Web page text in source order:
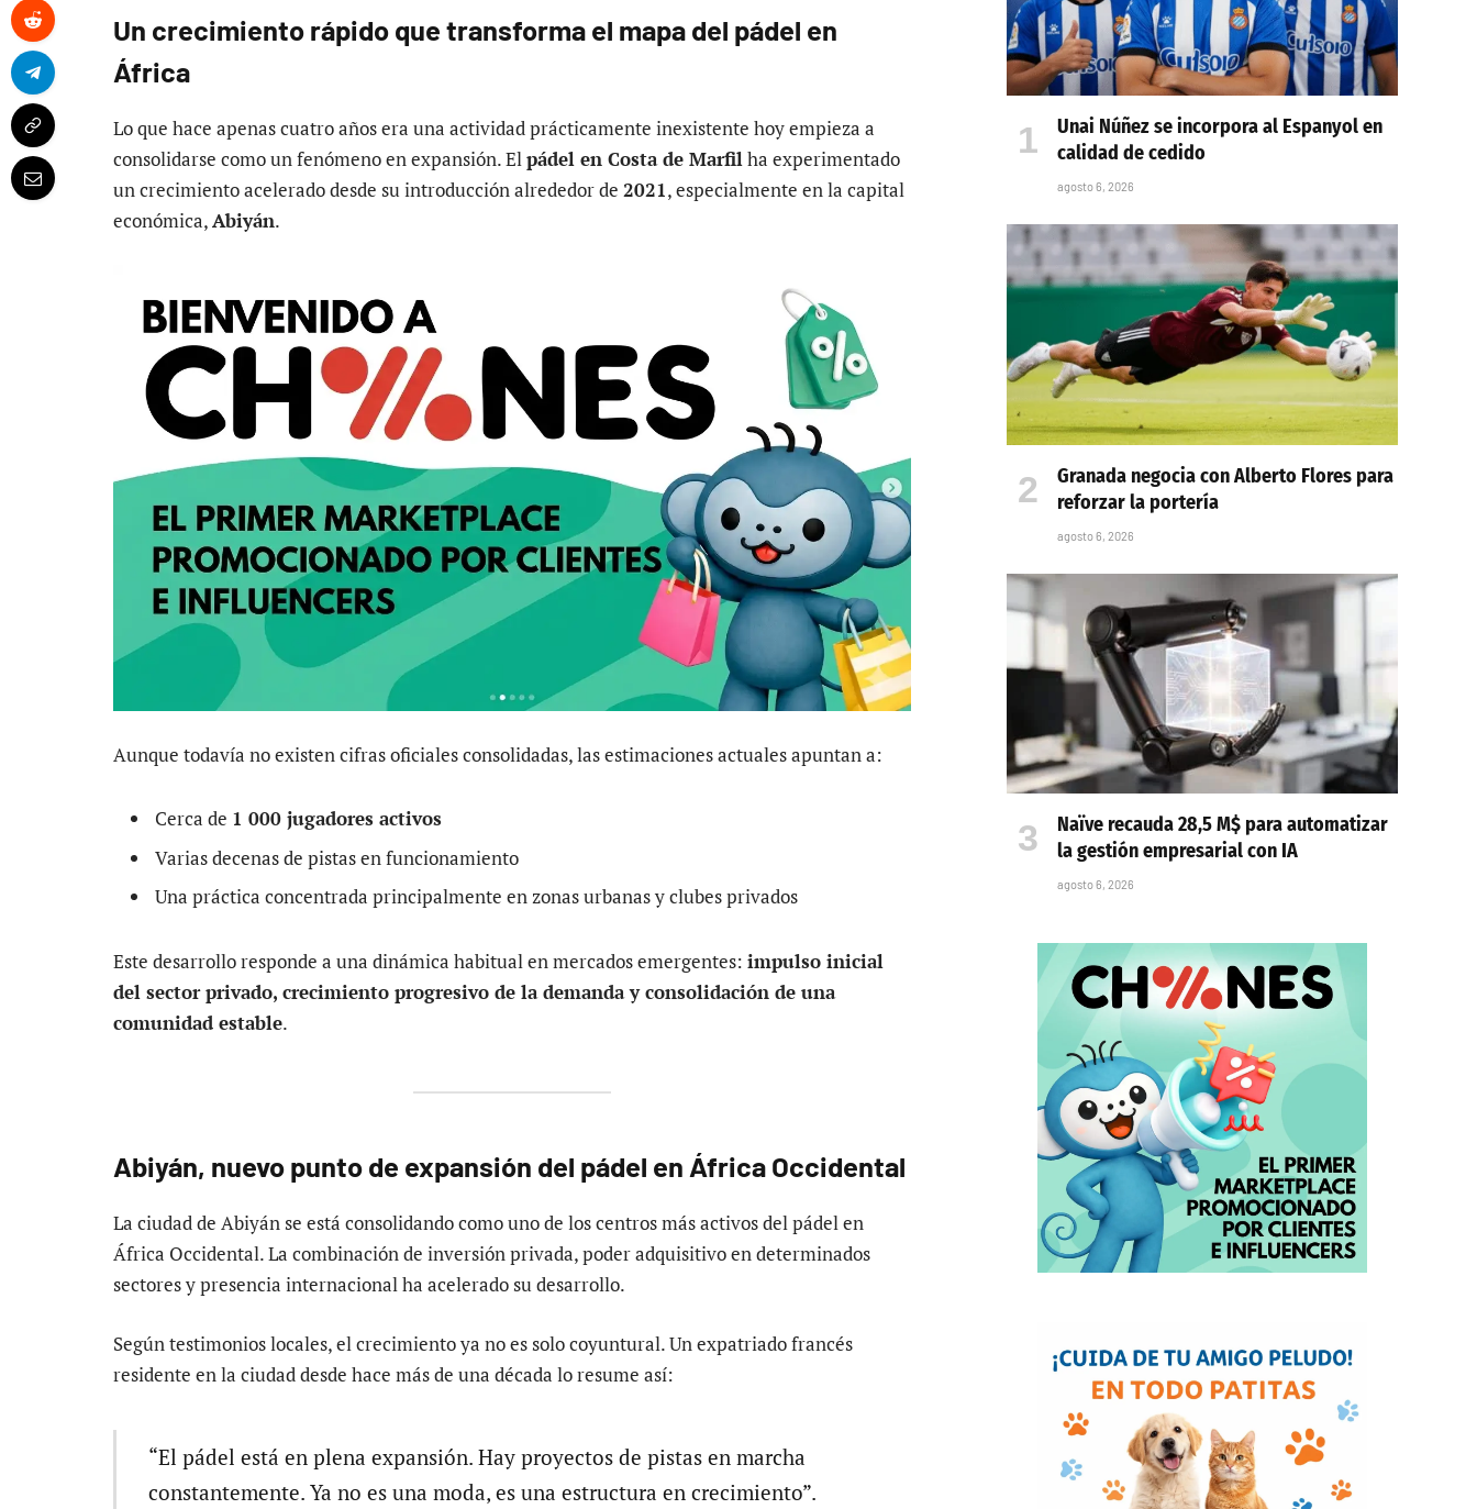
Un crecimiento rápido que transforma el mapa del pádel en
África
Lo que hace apenas cuatro años era una actividad prácticamente inexistente hoy empieza a
consolidarse como un fenómeno en expansión. Elpádel en Costa de Marfilha experimentado
un crecimiento acelerado desde su introducción alrededor de 2021, especialmente en la capital
económica,Abiyán.
Aunque todavía no existen cifras oficiales consolidadas, las estimaciones actuales apuntan a:
Cerca de 1 000 jugadores activos
Varias decenas de pistas en funcionamiento
Una práctica concentrada principalmente en zonas urbanas y clubes privados
Este desarrollo responde a una dinámica habitual en mercados emergentes: impulso inicial
del sector privado, crecimiento progresivo de la demanda y consolidación de una
comunidad estable.
Abiyán, nuevo punto de expansión del pádel en África Occidental
La ciudad de Abiyán se está consolidando como uno de los centros más activos del pádel en
África Occidental. La combinación de inversión privada, poder adquisitivo en determinados
sectores y presencia internacional ha acelerado su desarrollo.
Según testimonios locales, el crecimiento ya no es solo coyuntural. Un expatriado francés
residente en la ciudad desde hace más de una década lo resume así:
“El pádel está en plena expansión. Hay proyectos de pistas en marcha
constantemente. Ya no es una moda, es una estructura en crecimiento”.
Unai Núñez se incorpora al Espanyol en
calidad de cedido
agosto 6, 2026
Granada negocia con Alberto Flores para
reforzar la portería
agosto 6, 2026
Naïve recauda 28,5 M$ para automatizar
la gestión empresarial con IA
agosto 6, 2026